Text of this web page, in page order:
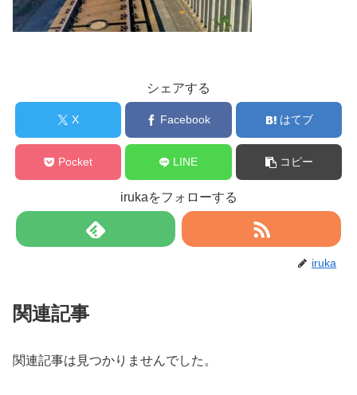
シェアする
X Facebook はてブ
Pocket LINE コピー
irukaをフォローする
iruka
関連記事
関連記事は見つかりませんでした。